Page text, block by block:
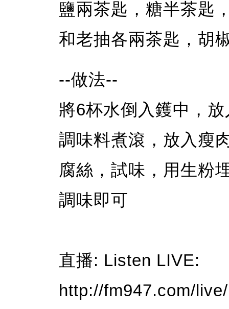
鹽兩茶匙，糖半茶匙
和老抽各兩茶匙，胡
--做法--
將6杯水倒入鑊中，
調味料煮滾，放入瘦
腐絲，試味，用生粉
調味即可
直播: Listen LIVE:
http://fm947.com/